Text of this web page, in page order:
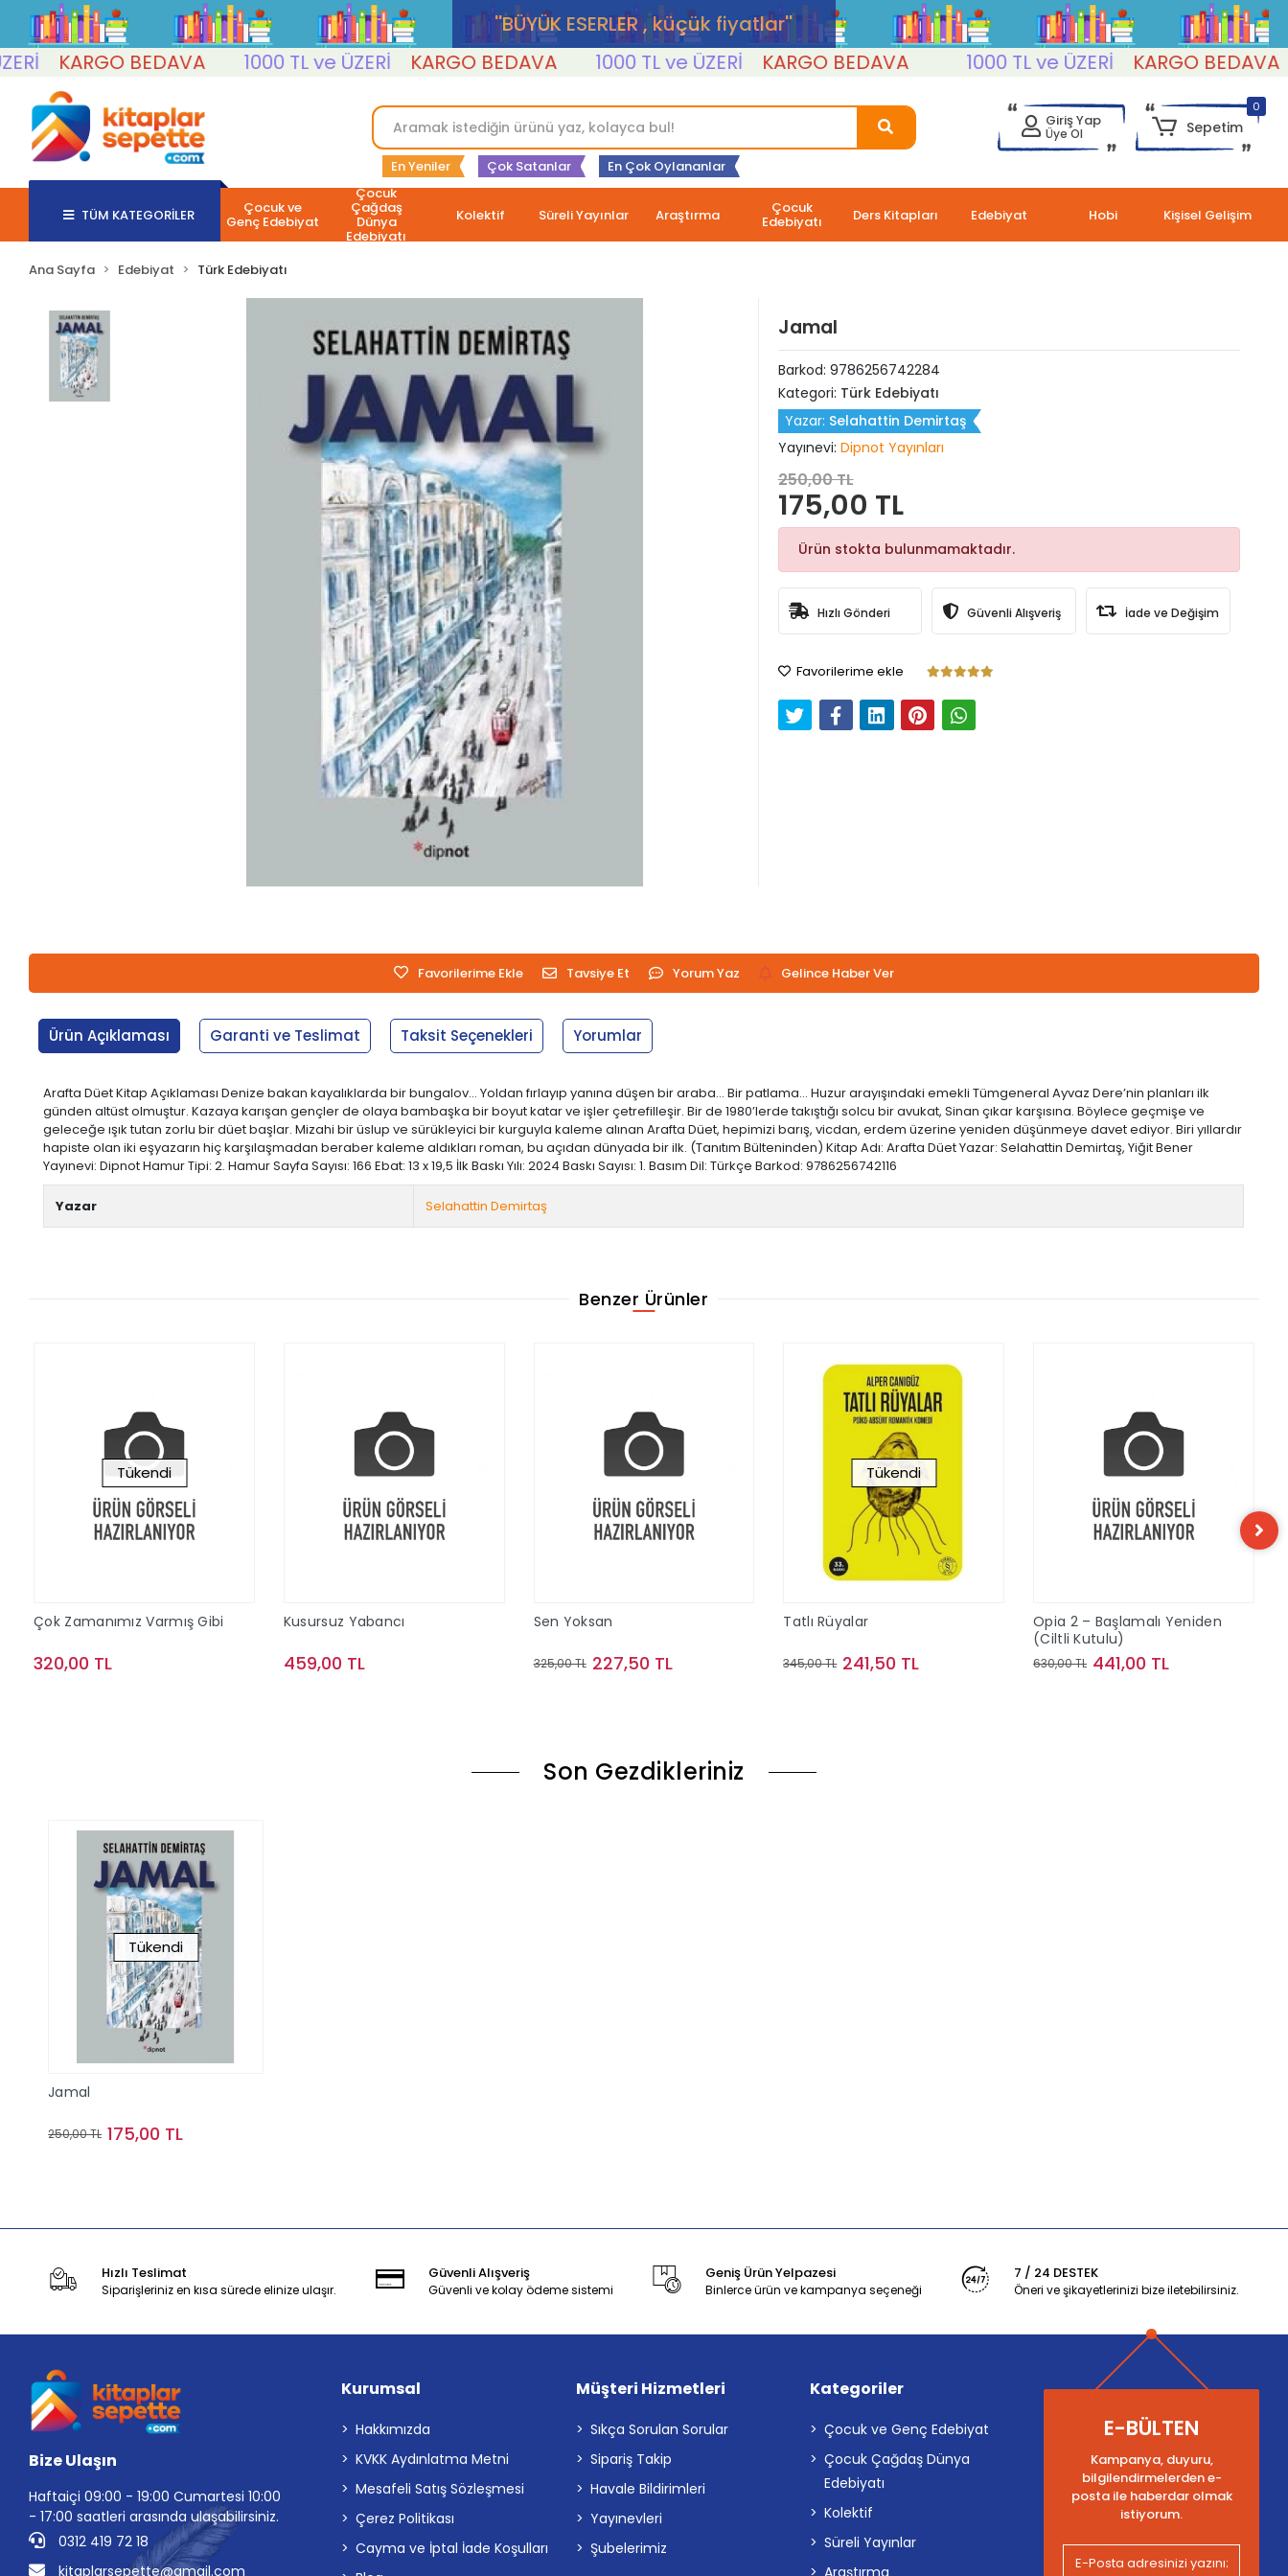
''BÜYÜK ESERLER , küçük fiyatlar''
KARGO BEDAVA
1000 TL ve ÜZERİ KARGO BEDAVA 1000 TL ve ÜZERİ KARGO BEDAVA 1000 TL ve ÜZERİ KARGO BEDAVA
En Yeniler Çok Satanlar En Çok Oylananlar
Giriş Yap
Üye Ol
0
Sepetim
TÜM KATEGORİLER Çocuk ve
Genç Edebiyat
Çocuk
Çağdaş
Dünya
Edebiyatı
Kolektif Süreli Yayınlar Araştırma Çocuk
Edebiyatı Ders Kitapları Edebiyat Hobi Kişisel Gelişim
Ana Sayfa Edebiyat Türk Edebiyatı
Jamal
Barkod: 9786256742284
Kategori: Türk Edebiyatı
Yazar: Selahattin Demirtaş
Yayınevi: Dipnot Yayınları
250,00 TL
175,00 TL
Ürün stokta bulunmamaktadır.
Hızlı Gönderi Güvenli Alışveriş İade ve Değişim
Favorilerime ekle
Favorilerime Ekle Tavsiye Et Yorum Yaz Gelince Haber Ver
Ürün Açıklaması Garanti ve Teslimat Taksit Seçenekleri Yorumlar
Arafta Düet Kitap Açıklaması Denize bakan kayalıklarda bir bungalov… Yoldan fırlayıp yanına düşen bir araba… Bir patlama… Huzur arayışındaki emekli Tümgeneral Ayvaz Dere’nin planları ilk
günden altüst olmuştur. Kazaya karışan gençler de olaya bambaşka bir boyut katar ve işler çetrefilleşir. Bir de 1980’lerde takıştığı solcu bir avukat, Sinan çıkar karşısına. Böylece geçmişe ve
geleceğe ışık tutan zorlu bir düet başlar. Mizahi bir üslup ve sürükleyici bir kurguyla kaleme alınan Arafta Düet, hepimizi barış, vicdan, erdem üzerine yeniden düşünmeye davet ediyor. Biri yıllardır
hapiste olan iki eşyazarın hiç karşılaşmadan beraber kaleme aldıkları roman, bu açıdan dünyada bir ilk. (Tanıtım Bülteninden) Kitap Adı: Arafta Düet Yazar: Selahattin Demirtaş, Yiğit Bener
Yayınevi: Dipnot Hamur Tipi: 2. Hamur Sayfa Sayısı: 166 Ebat: 13 x 19,5 İlk Baskı Yılı: 2024 Baskı Sayısı: 1. Basım Dil: Türkçe Barkod: 9786256742116
Yazar Selahattin Demirtaş
Benzer Ürünler
Tükendi
Çok Zamanımız Varmış Gibi
320,00 TL
Kusursuz Yabancı
459,00 TL
Sen Yoksan
325,00 TL 227,50 TL
Tükendi
Tatlı Rüyalar
345,00 TL 241,50 TL
Opia 2 – Başlamalı Yeniden
(Ciltli Kutulu)
630,00 TL 441,00 TL
Son Gezdikleriniz
Tükendi
Jamal
250,00 TL 175,00 TL
Hızlı Teslimat
Siparişleriniz en kısa sürede elinize ulaşır.
Güvenli Alışveriş
Güvenli ve kolay ödeme sistemi
Geniş Ürün Yelpazesi
Binlerce ürün ve kampanya seçeneği
7 / 24 DESTEK
Öneri ve şikayetlerinizi bize iletebilirsiniz.
Bize Ulaşın
Haftaiçi 09:00 - 19:00 Cumartesi 10:00
- 17:00 saatleri arasında ulaşabilirsiniz.
0312 419 72 18
kitaplarsepette@gmail.com
Kurumsal
Hakkımızda
KVKK Aydınlatma Metni
Mesafeli Satış Sözleşmesi
Çerez Politikası
Cayma ve İptal İade Koşulları
Müşteri Hizmetleri
Sıkça Sorulan Sorular
Sipariş Takip
Havale Bildirimleri
Yayınevleri
Şubelerimiz
Kategoriler
Çocuk ve Genç Edebiyat
Çocuk Çağdaş Dünya
Edebiyatı
Kolektif
Süreli Yayınlar
E-BÜLTEN
Kampanya, duyuru,
bilgilendirmelerden e-
posta ile haberdar olmak
istiyorum.